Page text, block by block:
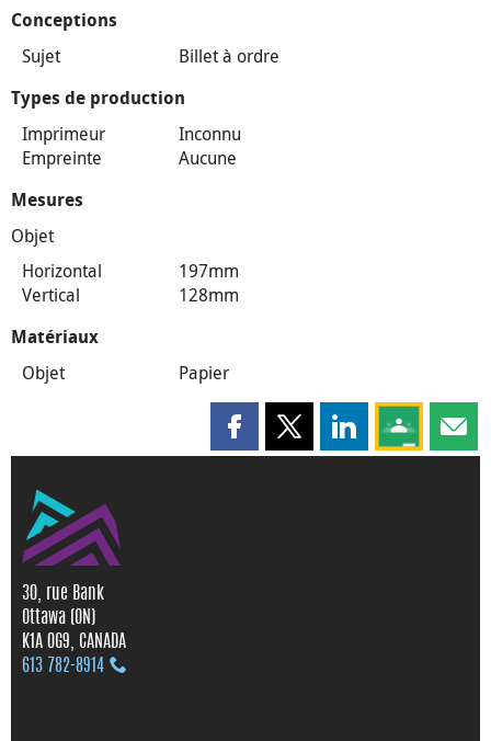
Conceptions
Sujet Billet à ordre
Types de production
Imprimeur
Inconnu
Empreinte
Aucune
Mesures
Objet
Horizontal
197mm
Vertical
128mm
Matériaux
Objet Papier
Partager cette page sur
Partager cette page sur X
Partager cette
Partagez
30, rue Bank
Ottawa (ON)
K1A 0G9, CANADA
613 782‑8914